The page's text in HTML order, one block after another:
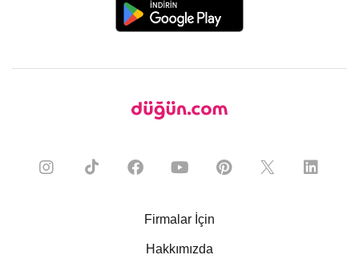
Firmalar İçin
Hakkımızda